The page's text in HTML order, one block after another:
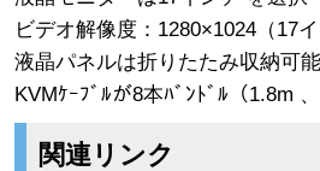
ビデオ解像度：1280×1024（17
液晶パネルは折りたたみ収納可能
KVMｹｰﾌﾞﾙが8本ﾊﾞﾝﾄﾞﾙ（1.8m
関連リンク